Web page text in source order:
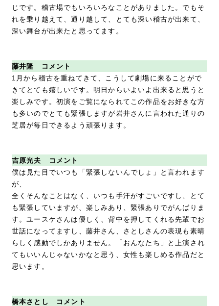
じです。稽古場でもいろいろなことがありました。でもそ
れを乗り越えて、通り越して、とても深い稽古が出来て、
深い舞台が出来たと思ってます。
藤井隆 コメント
1月から稽古を重ねてきて、こうして劇場に来ることがで
きてとても嬉しいです。明日からいよいよ出来ると思うと
楽しみです。初演をご覧になられてこの作品をお好きな方
も多いのでとても緊張しますが岩井さんに言われた通りの
芝居が毎日できるよう頑張ります。
吉原光夫 コメント
僕は見た目でいつも「緊張しないんでしょ」と言われます
が、
全くそんなことはなく、いつも手汗がすごいですし、とて
も緊張していますが、楽しみあり、緊張ありでがんばりま
す。ユースケさんは優しく、背中を押してくれる先輩でお
世話になってますし、藤井さん、さとしさんの表現も素晴
らしく感動でしかありません。「おんなたち」と上演され
てもいいんじゃないかなと思う、女性も楽しめる作品だと
思います。
橋本さとし コメント